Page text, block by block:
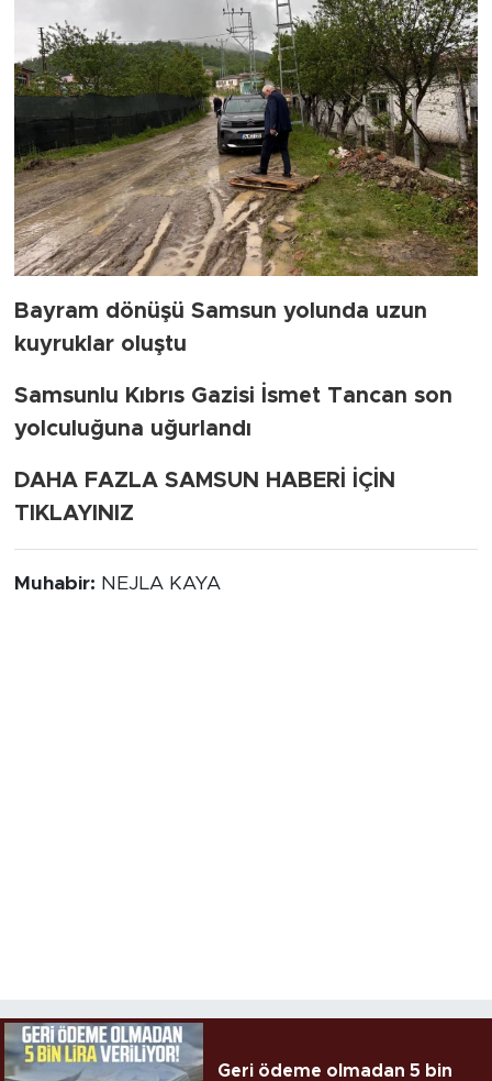
Bayram dönüşü Samsun yolunda uzun
kuyruklar oluştu
Samsunlu Kıbrıs Gazisi İsmet Tancan son
yolculuğuna uğurlandı
DAHA FAZLA SAMSUN HABERİ İÇİN
TIKLAYINIZ
Muhabir: NEJLA KAYA
Geri ödeme olmadan 5 bin